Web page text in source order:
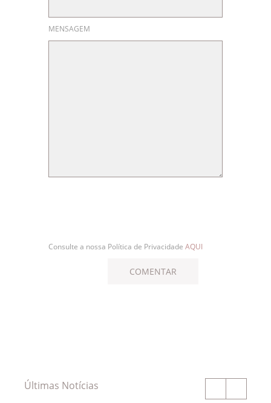
MENSAGEM
Consulte a nossa Política de Privacidade AQUI
Últimas Notícias